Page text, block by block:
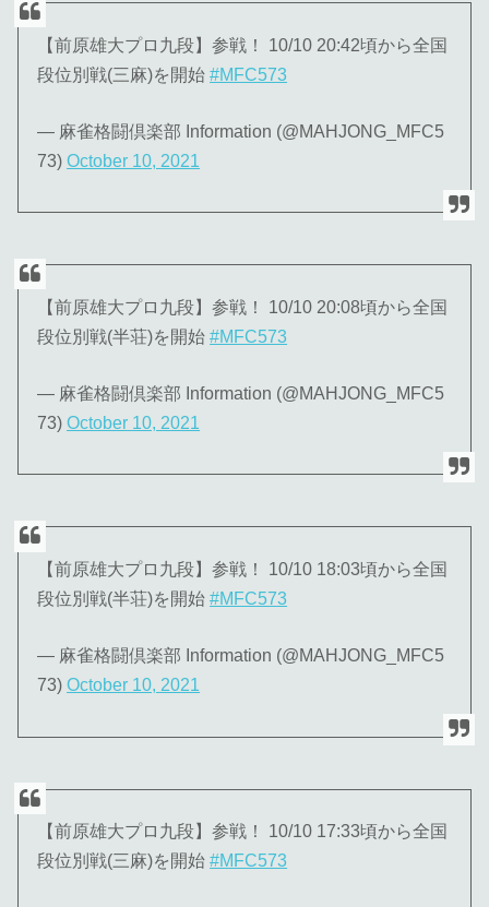
【前原雄大プロ九段】参戦！ 10/10 20:42頃から全国
段位別戦(三麻)を開始#MFC573
— 麻雀格闘倶楽部 Information (@MAHJONG_MFC5
73)October 10, 2021
【前原雄大プロ九段】参戦！ 10/10 20:08頃から全国
段位別戦(半荘)を開始#MFC573
— 麻雀格闘倶楽部 Information (@MAHJONG_MFC5
73)October 10, 2021
【前原雄大プロ九段】参戦！ 10/10 18:03頃から全国
段位別戦(半荘)を開始#MFC573
— 麻雀格闘倶楽部 Information (@MAHJONG_MFC5
73)October 10, 2021
【前原雄大プロ九段】参戦！ 10/10 17:33頃から全国
段位別戦(三麻)を開始#MFC573